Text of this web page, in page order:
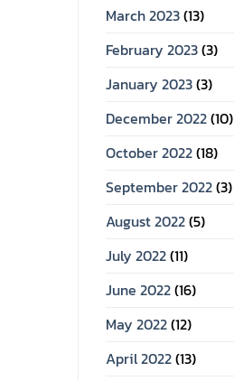
March 2023(13)
February 2023(3)
January 2023(3)
December 2022(10)
October 2022(18)
September 2022(3)
August 2022(5)
July 2022(11)
June 2022(16)
May 2022(12)
April 2022(13)